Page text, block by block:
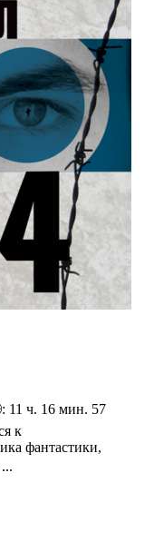
11 ч. 16 мин. 57
к
фантастики,